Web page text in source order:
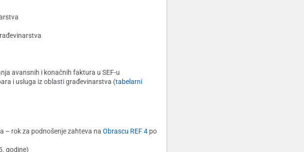
avansnih i konačnih faktura u SEF-u
i usluga iz oblasti građevinarstva (tabelarni
– rok za podnošenje zahteva na Obrascu REF 4 po
godine)